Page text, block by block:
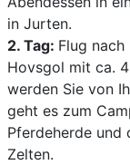
in Jurten.
2. Tag: Flug
Hovsgol mit ca.
werden Sie von
geht es zum
Pferdeherde und
Zelten.